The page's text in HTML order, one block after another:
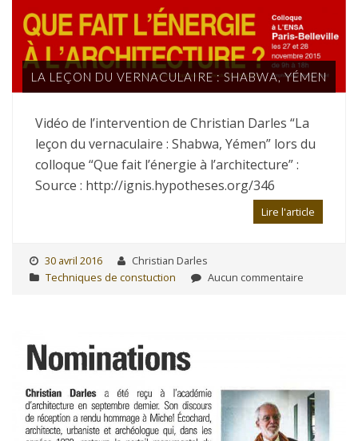
LA LEÇON DU VERNACULAIRE : SHABWA, YÉMEN
Vidéo de l’intervention de Christian Darles “La
leçon du vernaculaire : Shabwa, Yémen” lors du
colloque “Que fait l’énergie à l’architecture” :
Source : http://ignis.hypotheses.org/346
Lire l'article
30 avril 2016
Christian Darles
Techniques de constuction
Aucun commentaire